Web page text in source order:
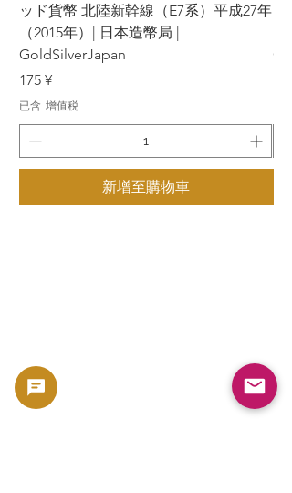
ッド貨幣 北陸新幹線（E7系）平成27年
（2015年）| 日本造幣局 |
GoldSilverJapan
價格
175 ¥
已含 增值税
新增至購物車